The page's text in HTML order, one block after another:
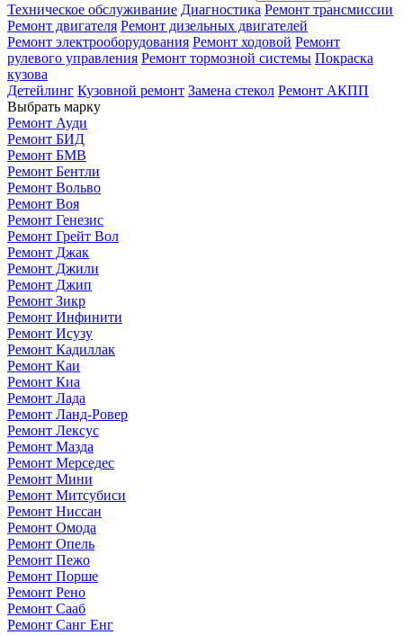
Техническое обслуживание Диагностика Ремонт трансмиссии
Ремонт двигателя Ремонт дизельных двигателей
Ремонт электрооборудования Ремонт ходовой Ремонт
рулевого управления Ремонт тормозной системы Покраска
кузова
Детейлинг Кузовной ремонт Замена стекол Ремонт АКПП
Выбрать марку
Ремонт Ауди
Ремонт БИД
Ремонт БМВ
Ремонт Бентли
Ремонт Вольво
Ремонт Воя
Ремонт Генезис
Ремонт Грейт Вол
Ремонт Джак
Ремонт Джили
Ремонт Джип
Ремонт Зикр
Ремонт Инфинити
Ремонт Исузу
Ремонт Кадиллак
Ремонт Каи
Ремонт Киа
Ремонт Лада
Ремонт Ланд-Ровер
Ремонт Лексус
Ремонт Мазда
Ремонт Мерседес
Ремонт Мини
Ремонт Митсубиси
Ремонт Ниссан
Ремонт Омода
Ремонт Опель
Ремонт Пежо
Ремонт Порше
Ремонт Рено
Ремонт Сааб
Ремонт Санг Енг